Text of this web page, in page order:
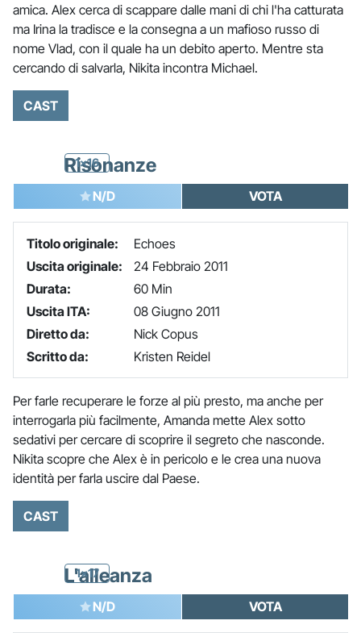
amica. Alex cerca di scappare dalle mani di chi l'ha catturata
ma Irina la tradisce e la consegna a un mafioso russo di
nome Vlad, con il quale ha un debito aperto. Mentre sta
cercando di salvarla, Nikita incontra Michael.
CAST
1x16
Risonanze
N/D VOTA
Titolo originale:
Echoes
Uscita originale:
24 Febbraio 2011
Durata:
60 Min
Uscita ITA:
08 Giugno 2011
Diretto da:
Nick Copus
Scritto da:
Kristen Reidel
Per farle recuperare le forze al più presto, ma anche per
interrogarla più facilmente, Amanda mette Alex sotto
sedativi per cercare di scoprire il segreto che nasconde.
Nikita scopre che Alex è in pericolo e le crea una nuova
identità per farla uscire dal Paese.
CAST
1x17
L'alleanza
N/D VOTA